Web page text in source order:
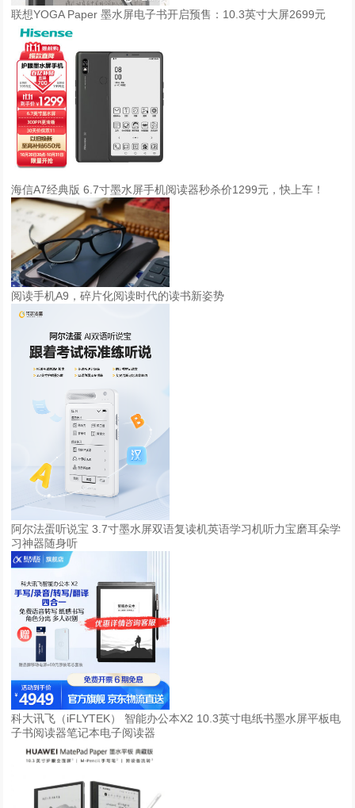
联想YOGA Paper 墨水屏电子书开启预售：10.3英寸大屏2699元
海信A7经典版 6.7寸墨水屏手机阅读器秒杀价1299元，快上车！
阅读手机A9，碎片化阅读时代的读书新姿势
阿尔法蛋听说宝 3.7寸墨水屏双语复读机英语学习机听力宝磨耳朵学
习神器随身听
科大讯飞（iFLYTEK） 智能办公本X2 10.3英寸电纸书墨水屏平板电
子书阅读器笔记本电子阅读器